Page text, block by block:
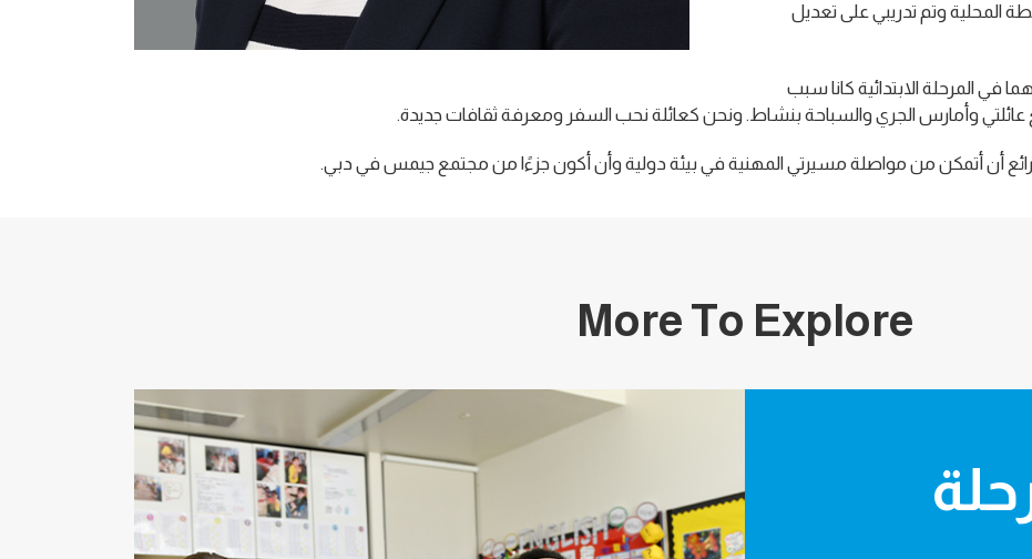
كمديرة للمرحلة الرئيسية 1 للسلطة المحلية وتم تدريبي على تعديل
المرحلة الابتدائية كانا سبب
وأمارس الجري والسباحة بنشاط. ونحن كعائلة نحب السفر ومعرفة ثقافات جديدة.
أن أتمكن من مواصلة مسيرتي المهنية في بيئة دولية وأن أكون جزءًا من مجتمع جيمس في دبي.
More To Explore